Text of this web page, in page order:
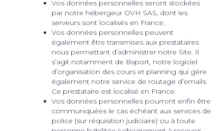
Vos données personnelles seront stockées
par notre hébergeur OVH SAS, dont les
serveurs sont localisés en France.
Vos données personnelles peuvent
également être transmises aux prestataires
nous permettant d’administrer notre Site. Il
s’agit notamment de Bsport, notre logiciel
d’organisation des cours et planning qui gère
également notre service de routage d’emails.
Ce prestataire est localisé en France.
Vos données personnelles pourront enfin être
communiquées le cas échéant aux services de
police (sur réquisition judiciaire) ou à toute